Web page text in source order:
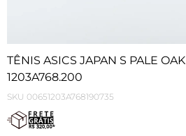
TÊNIS ASICS JAPAN S PALE
1203A768.200
SKU 00651203A768190735